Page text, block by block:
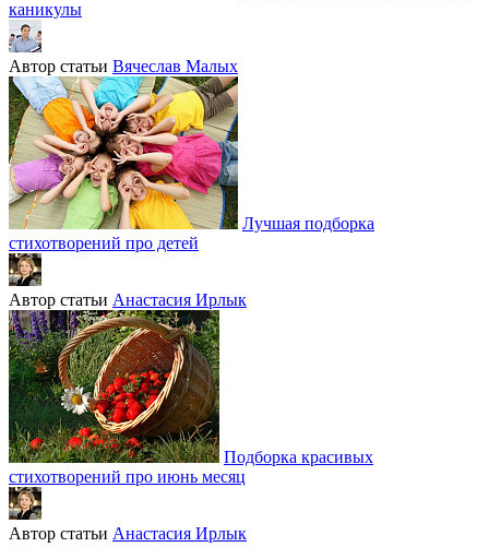
каникулы
Автор статьи Вячеслав Малых
Лучшая подборка
стихотворений про детей
Автор статьи Анастасия Ирлык
Подборка красивых
стихотворений про июнь месяц
Автор статьи Анастасия Ирлык